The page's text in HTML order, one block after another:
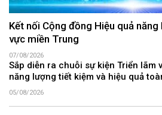
Kết nối Cộng đồng Hiệu quả
vực miền Trung
07/08/2026
Sắp diễn ra chuỗi sự kiện Triển lãm
năng lượng tiết kiệm và hiệu quả
05/08/2026